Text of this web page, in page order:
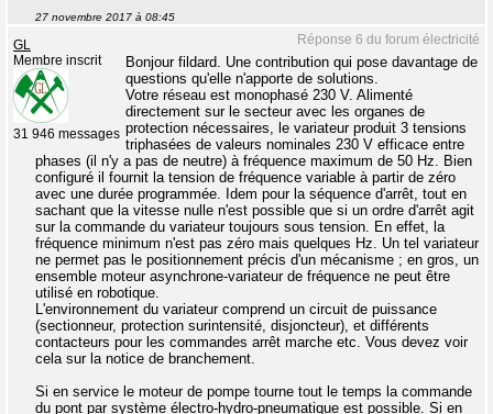
27 novembre 2017 à 08:45
Réponse 6 du forum électricité
GL
Membre inscrit
31 946 messages
Bonjour fildard. Une contribution qui pose davantage de
questions qu'elle n'apporte de solutions.
Votre réseau est monophasé 230 V. Alimenté
directement sur le secteur avec les organes de
protection nécessaires, le variateur produit 3 tensions
triphasées de valeurs nominales 230 V efficace entre
phases (il n'y a pas de neutre) à fréquence maximum de 50 Hz. Bien
configuré il fournit la tension de fréquence variable à partir de zéro
avec une durée programmée. Idem pour la séquence d'arrêt, tout en
sachant que la vitesse nulle n'est possible que si un ordre d'arrêt agit
sur la commande du variateur toujours sous tension. En effet, la
fréquence minimum n'est pas zéro mais quelques Hz. Un tel variateur
ne permet pas le positionnement précis d'un mécanisme ; en gros, un
ensemble moteur asynchrone-variateur de fréquence ne peut être
utilisé en robotique.
L'environnement du variateur comprend un circuit de puissance
(sectionneur, protection surintensité, disjoncteur), et différents
contacteurs pour les commandes arrêt marche etc. Vous devez voir
cela sur la notice de branchement.
Si en service le moteur de pompe tourne tout le temps la commande
du pont par système électro-hydro-pneumatique est possible. Si en